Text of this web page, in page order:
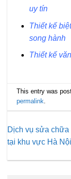
uy tín
Thiết kế
song hành
Thiết kế
This entry was
permalink.
Dịch vụ sửa chữa
tại khu vực Hà